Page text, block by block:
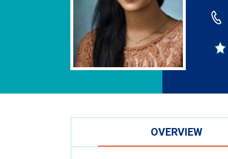
OVERVIEW